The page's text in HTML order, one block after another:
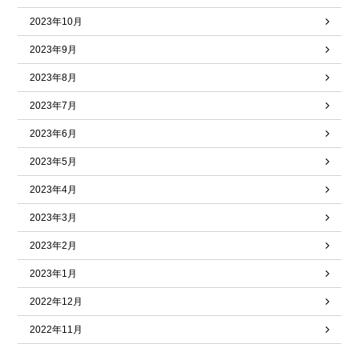
2023年10月
2023年9月
2023年8月
2023年7月
2023年6月
2023年5月
2023年4月
2023年3月
2023年2月
2023年1月
2022年12月
2022年11月